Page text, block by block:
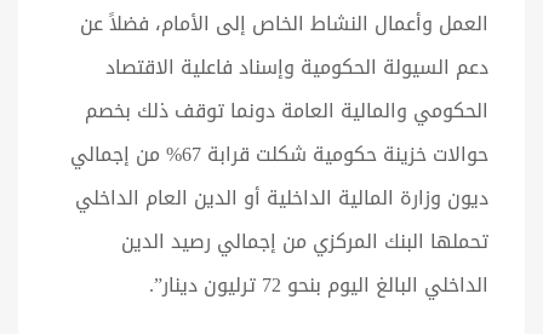
العمل وأعمال النشاط الخاص إلى الأمام، فضلاً عن
دعم السيولة الحكومية وإسناد فاعلية الاقتصاد
الحكومي والمالية العامة دونما توقف ذلك بخصم
حوالات خزينة حكومية شكلت قرابة 67% من إجمالي
ديون وزارة المالية الداخلية أو الدين العام الداخلي
تحملها البنك المركزي من إجمالي رصيد الدين
الداخلي البالغ اليوم بنحو 72 ترليون دينار”.